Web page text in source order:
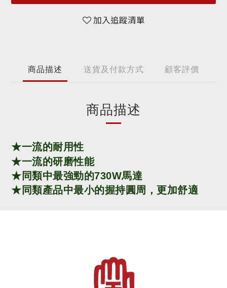
加入追蹤清單
商品描述 送貨及付款方式 顧客評價
商品描述
★一流的耐用性
★一流的研磨性能
★ 同類中最強勁的730W馬達
★ 同類產品中最小的握持圓周，更加舒適